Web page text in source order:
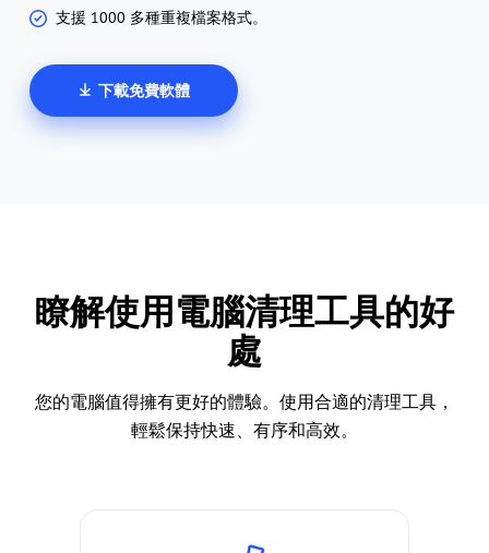
支援 1000 多種重複檔案格式。
下載免費軟體
瞭解使用電腦清理工具的好
處
您的電腦值得擁有更好的體驗。使用合適的清理工具，
輕鬆保持快速、有序和高效。